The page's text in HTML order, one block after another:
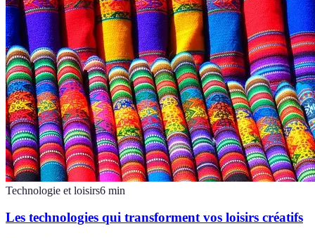
Technologie et loisirs6 min
Les technologies qui transforment vos loisirs créatifs